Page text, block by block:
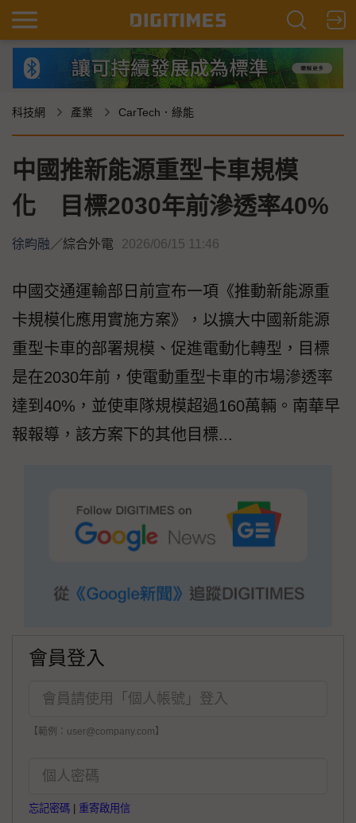
科技網 產業 CarTech．綠能
中國推新能源重型卡車規模
化 目標2030年前滲透率40%
徐畇融／綜合外電 2026/06/15 11:46
中國交通運輸部日前宣布一項《推動新能源重
卡規模化應用實施方案》，以擴大中國新能源
重型卡車的部署規模、促進電動化轉型，目標
是在2030年前，使電動重型卡車的市場滲透率
達到40%，並使車隊規模超過160萬輛。南華早
報報導，該方案下的其他目標...
會員登入
【範例：user@company.com】
忘記密碼 重寄啟用信